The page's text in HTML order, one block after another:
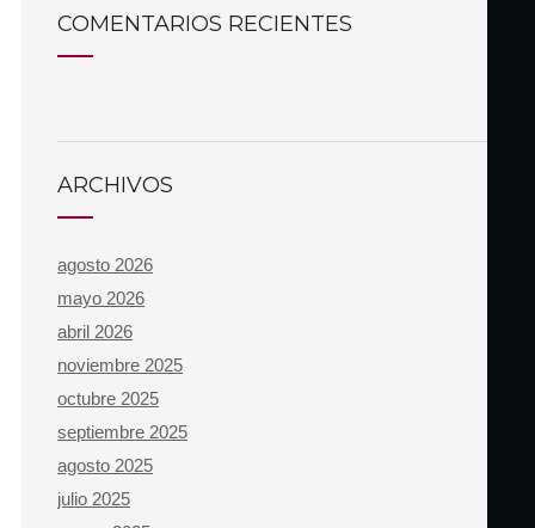
COMENTARIOS RECIENTES
ARCHIVOS
agosto 2026
mayo 2026
abril 2026
noviembre 2025
octubre 2025
septiembre 2025
agosto 2025
julio 2025